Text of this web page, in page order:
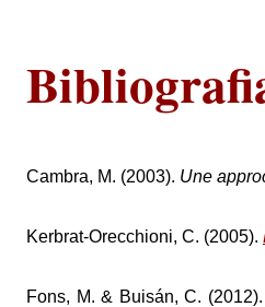
Cambra, M. (2003). Une
Kerbrat-Orecchioni, C. (2005).
Fons, M. & Buisán, C. (2012).